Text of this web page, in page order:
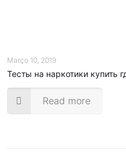
Março 10, 2019
Тесты на наркотики купить
Read more